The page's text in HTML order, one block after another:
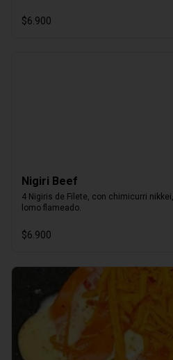
$6.900
Nigiri Beef
4 Nigiris de Filete, con chimicurri
lomo flameado.
$6.900